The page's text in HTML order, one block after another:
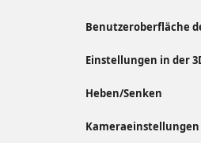
Heben/Senken
Kameraeinstellungen